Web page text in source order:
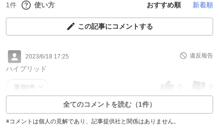
1件 使い方 おすすめ順 新着順
この記事にコメントする
2023/6/18 17:25 違反報告
ハイブリッド
返信0件 0 0
全てのコメントを読む（1件）
※コメントは個人の見解であり、記事提供社と関係はありません。